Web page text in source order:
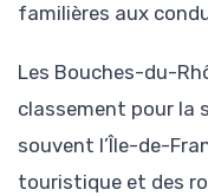
familières aux
Les Bouches-du-
classement pour la
souvent l’Île-de-
touristique et des